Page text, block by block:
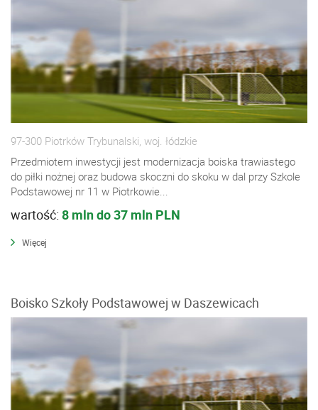
97-300 Piotrków Trybunalski, woj. łódzkie
Przedmiotem inwestycji jest modernizacja boiska trawiastego
do piłki nożnej oraz budowa skoczni do skoku w dal przy Szkole
Podstawowej nr 11 w Piotrkowie...
wartość: 8 mln do 37 mln PLN
Więcej
Boisko Szkoły Podstawowej w Daszewicach